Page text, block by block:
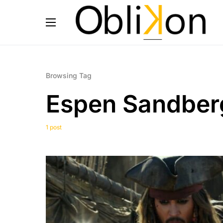
Browsing Tag
Espen
1 post